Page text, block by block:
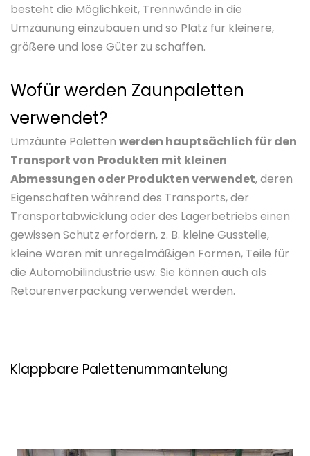
besteht die Möglichkeit, Trennwände in die
Umzäunung einzubauen und so Platz für kleinere,
größere und lose Güter zu schaffen.
Wofür werden Zaunpaletten
verwendet?
Umzäunte Paletten werden hauptsächlich für den
Transport von Produkten mit kleinen
Abmessungen oder Produkten verwendet, deren
Eigenschaften während des Transports, der
Transportabwicklung oder des Lagerbetriebs einen
gewissen Schutz erfordern, z. B. kleine Gussteile,
kleine Waren mit unregelmäßigen Formen, Teile für
die Automobilindustrie usw. Sie können auch als
Retourenverpackung verwendet werden.
Klappbare Palettenummantelung